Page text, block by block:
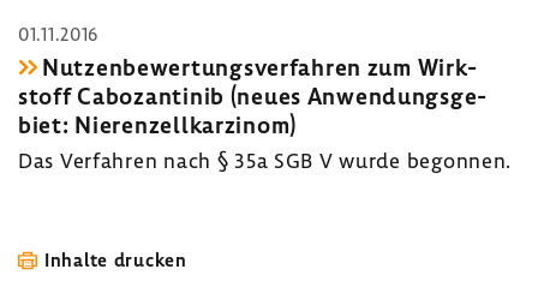
01.11.2016
Nutzen­be­wer­tungs­ver­fahren zum Wirk­
stoff Cabo­zan­tinib (neues Anwen­dungs­ge­
biet: Nieren­zell­kar­zinom)
Das Verfahren nach § 35a SGB V wurde begonnen.
Inhalte drucken